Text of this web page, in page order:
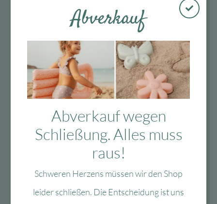
Fragen?
Mo-Fr: 10:00 – 13:00 Uhr
08134 / 2579911
service@myhappyplace.de
Abverkauf
Abverkauf wegen
Schließung. Alles muss
raus!
Schweren Herzens müssen wir den Shop
leider schließen. Die Entscheidung ist uns